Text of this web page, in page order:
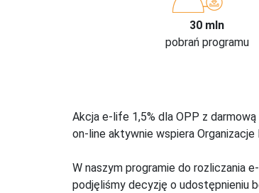
30 mln
pobrań programu
Akcja e-life 1,5% dla OPP z
on-line aktywnie wspiera
W naszym programie do rozliczania
podjęliśmy decyzję o udostępnieniu